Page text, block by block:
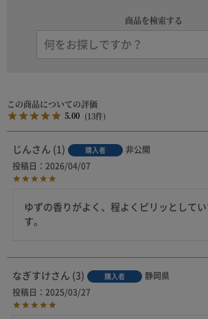
商品を検索する
5.00 13
じん 1 購入者
非公開
投稿日
2026/04/07
ゆずの香りがよく、程よくピリッとして
す。
なぎすけ 3 購入者
静岡県
投稿日
2025/03/27